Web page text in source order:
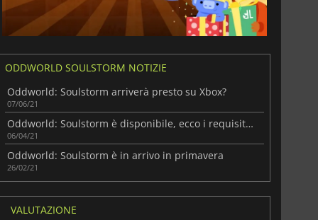
ODDWORLD SOULSTORM NOTIZIE
Oddworld: Soulstorm arriverà presto su Xbox?
07/06/21
Oddworld: Soulstorm è disponibile, ecco i requisiti di sistema!
06/04/21
Oddworld: Soulstorm è in arrivo in primavera
26/02/21
VALUTAZIONE